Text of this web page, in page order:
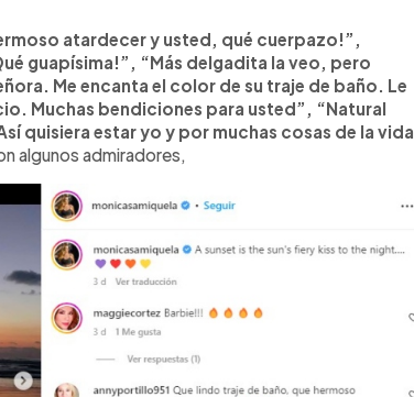
atardecer y usted, qué cuerpazo!”,
guapísima!”, “Más delgadita la veo, pero
Me encanta el color de su traje de baño. Le
Muchas bendiciones para usted”, “Natural
quisiera estar yo y por muchas cosas de la vida
algunos admiradores,